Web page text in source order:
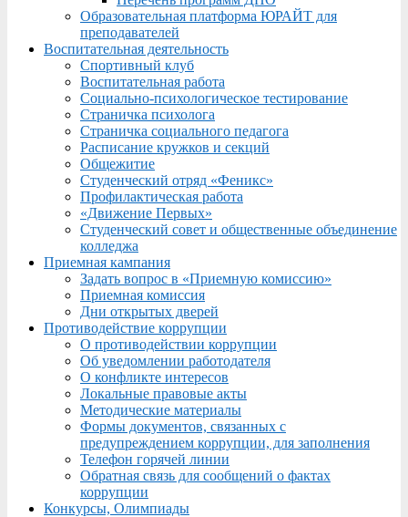
Образовательная платформа ЮРАЙТ для
преподавателей
Воспитательная деятельность
Спортивный клуб
Воспитательная работа
Социально-психологическое тестирование
Страничка психолога
Страничка социального педагога
Расписание кружков и секций
Общежитие
Студенческий отряд «Феникс»
Профилактическая работа
«Движение Первых»
Студенческий совет и общественные объединение
колледжа
Приемная кампания
Задать вопрос в «Приемную комиссию»
Приемная комиссия
Дни открытых дверей
Противодействие коррупции
О противодействии коррупции
Об уведомлении работодателя
О конфликте интересов
Локальные правовые акты
Методические материалы
Формы документов, связанных с
предупреждением коррупции, для заполнения
Телефон горячей линии
Обратная связь для сообщений о фактах
коррупции
Конкурсы, Олимпиады